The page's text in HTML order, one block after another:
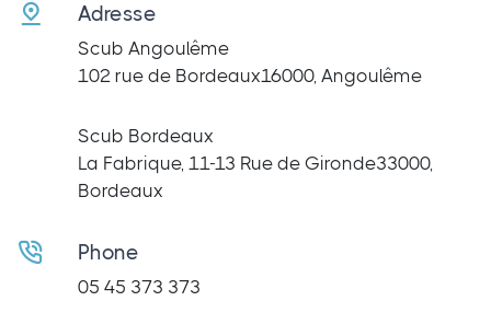
Adresse
Scub Angoulême
102 rue de Bordeaux16000, Angoulême
Scub Bordeaux
La Fabrique, 11-13 Rue de Gironde33000,
Bordeaux
Phone
05 45 373 373